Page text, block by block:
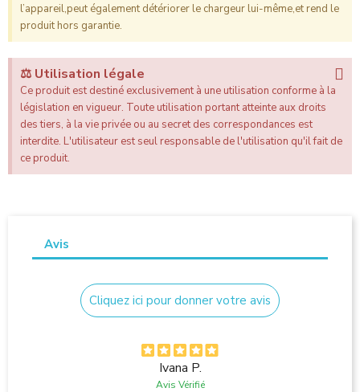
l’appareil,peut également détériorer le chargeur lui-même,et rend le
produit hors garantie.
⚖️ Utilisation légale
Ce produit est destiné exclusivement à une utilisation conforme à la
législation en vigueur. Toute utilisation portant atteinte aux droits
des tiers, à la vie privée ou au secret des correspondances est
interdite. L'utilisateur est seul responsable de l'utilisation qu'il fait de
ce produit.
Avis
Cliquez ici pour donner votre avis
Ivana P.
Avis Vérifié